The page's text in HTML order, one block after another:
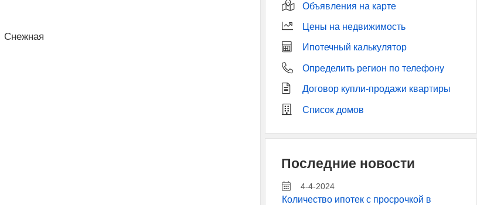
Снежная
Объявления на карте
Цены на недвижимость
Ипотечный калькулятор
Определить регион по телефону
Договор купли-продажи квартиры
Список домов
Последние новости
4-4-2024
Количество ипотек с просрочкой в